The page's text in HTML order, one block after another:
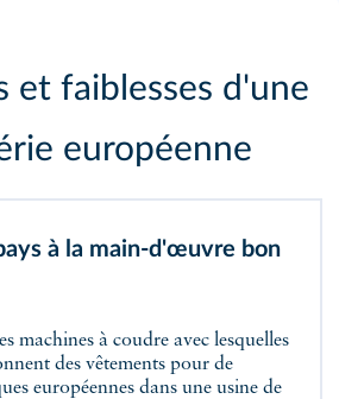
et faiblesses d'une
européenne
à la main-d'œuvre bon
des vêtements pour de
européennes dans une usine de